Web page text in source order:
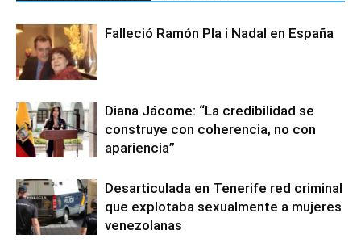
Falleció Ramón Pla i Nadal en España
Diana Jácome: “La credibilidad se
construye con coherencia, no con
apariencia”
Desarticulada en Tenerife red criminal
que explotaba sexualmente a mujeres
venezolanas